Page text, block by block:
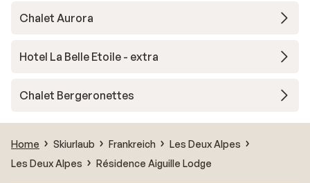
Chalet Aurora
Hotel La Belle Etoile - extra
Chalet Bergeronettes
Home Skiurlaub Frankreich
Les Deux Alpes
Les Deux Alpes
Résidence Aiguille Lodge